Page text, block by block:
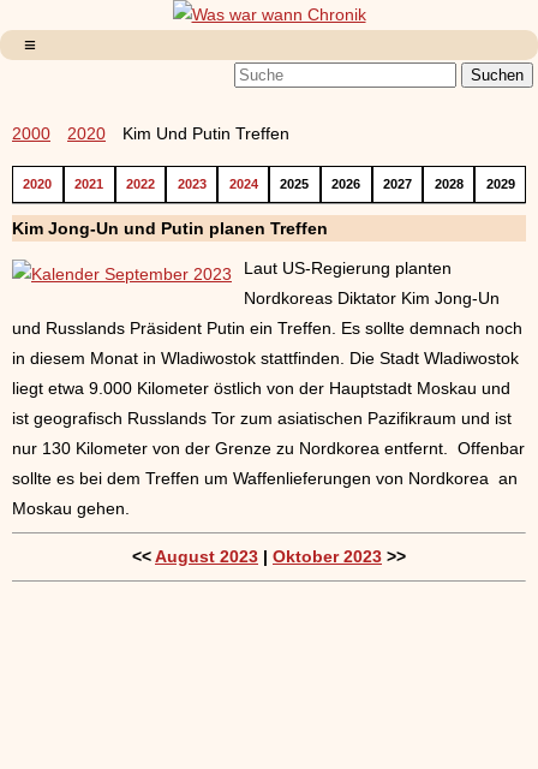
2000 2020 Kim Und Putin Treffen
2020 2021 2022 2023 2024 2025 2026 2027 2028 2029
Kim Jong-Un und Putin planen Treffen
Laut US-Regierung planten
Nordkoreas Diktator Kim Jong-Un
und Russlands Präsident Putin ein Treffen. Es sollte demnach noch
in diesem Monat in Wladiwostok stattfinden. Die Stadt Wladiwostok
liegt etwa 9.000 Kilometer östlich von der Hauptstadt Moskau und
ist geografisch Russlands Tor zum asiatischen Pazifikraum und ist
nur 130 Kilometer von der Grenze zu Nordkorea entfernt. Offenbar
sollte es bei dem Treffen um Waffenlieferungen von Nordkorea an
Moskau gehen.
<<August 2023 | Oktober 2023 >>